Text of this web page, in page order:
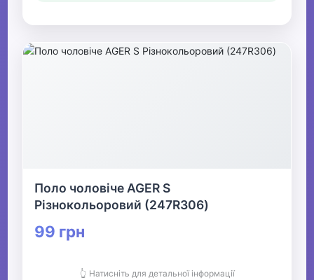
Поло чоловіче AGER S
Різнокольоровий (247R306)
99 грн
👆 Натисніть для детальної інформації